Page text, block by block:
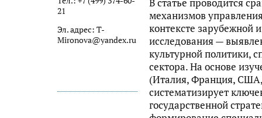
21
Эл. адрес: T-
Mironova@yandex.ru
В статье проводится
механизмов
контексте зарубежной
исследования —
культурной политики,
сектора. На основе
(Италия, Франция,
систематизирует
государственной